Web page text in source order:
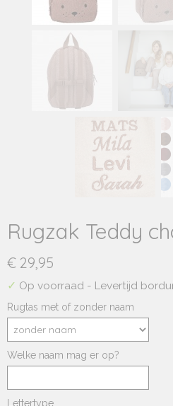
Rugzak Teddy
€ 29,95
✓ Op voorraad - Levertijd
Rugtas met of zonder naam
Welke naam mag er op?
Lettertype